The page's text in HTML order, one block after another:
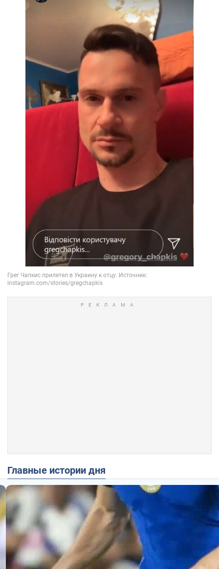
Главные истории дня